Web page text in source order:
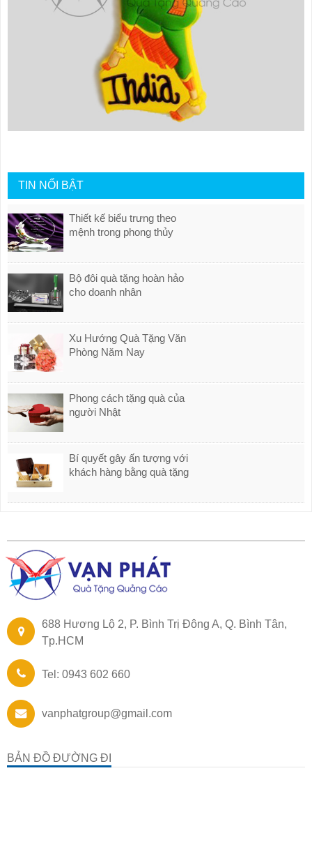
TIN NỔI BẬT
Thiết kế biểu trưng theo
mệnh trong phong thủy
Bộ đôi quà tặng hoàn hảo
cho doanh nhân
Xu Hướng Quà Tặng Văn
Phòng Năm Nay
Phong cách tặng quà của
người Nhật
Bí quyết gây ấn tượng với
khách hàng bằng quà tặng
688 Hương Lộ 2, P. Bình Trị Đông A, Q. Bình Tân,
Tp.HCM
Tel: 0943 602 660
vanphatgroup@gmail.com
BẢN ĐỒ ĐƯỜNG ĐI